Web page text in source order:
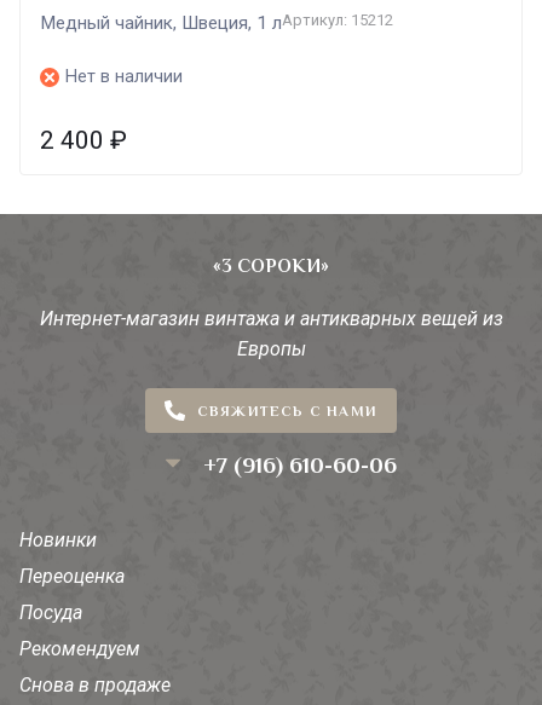
Медный чайник, Швеция, 1 лАртикул: 15212
Нет в наличии
2 400 ₽
«3 СОРОКИ»
Интернет-магазин винтажа и антикварных вещей из
Европы
СВЯЖИТЕСЬ С НАМИ
+7 (916) 610-60-06
Новинки
Переоценка
Посуда
Рекомендуем
Снова в продаже